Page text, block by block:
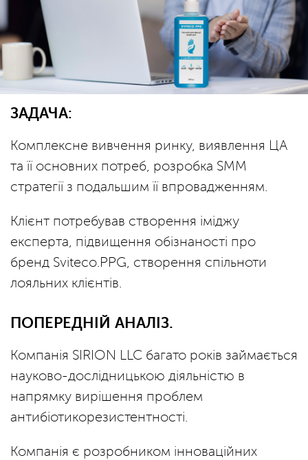
ЗАДАЧА:
Комплексне вивчення ринку, виявлення ЦА
та її основних потреб, розробка SMM
стратегії з подальшим її впровадженням.
Клієнт потребував створення іміджу
експерта, підвищення обізнаності про
бренд Sviteco.PPG, створення спільноти
лояльних клієнтів.
ПОПЕРЕДНІЙ АНАЛІЗ.
Компанія SIRION LLC багато років займається
науково-дослідницькою діяльністю в
напрямку вирішення проблем
антибіотикорезистентності.
Компанія є розробником інноваційних